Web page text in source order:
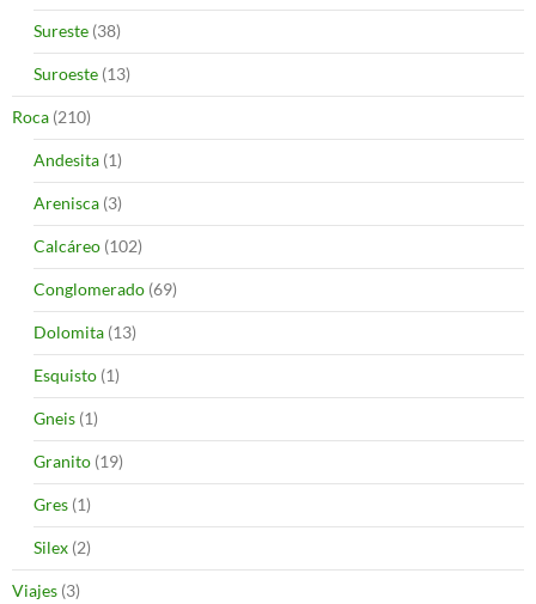
Sureste (38)
Suroeste (13)
Roca (210)
Andesita (1)
Arenisca (3)
Calcáreo (102)
Conglomerado (69)
Dolomita (13)
Esquisto (1)
Gneis (1)
Granito (19)
Gres (1)
Silex (2)
Viajes (3)